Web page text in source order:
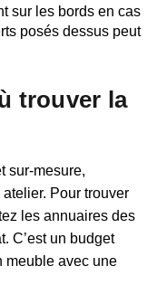
sur les bords en cas
posés dessus peut
trouver la
sur-mesure,
atelier. Pour trouver
les annuaires des
C’est un budget
meuble avec une